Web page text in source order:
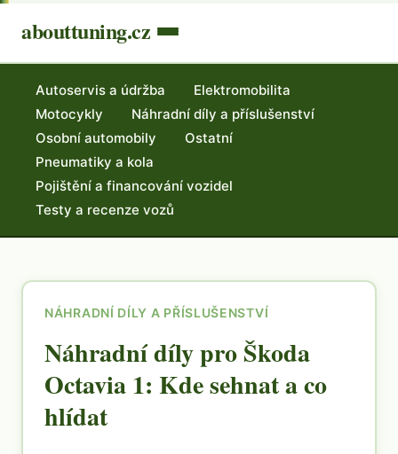
abouttuning.cz
Autoservis a údržba
Elektromobilita
Motocykly
Náhradní díly a příslušenství
Osobní automobily
Ostatní
Pneumatiky a kola
Pojištění a financování vozidel
Testy a recenze vozů
NÁHRADNÍ DÍLY A PŘÍSLUŠENSTVÍ
Náhradní díly pro Škoda
Octavia 1: Kde sehnat a co
hlídat